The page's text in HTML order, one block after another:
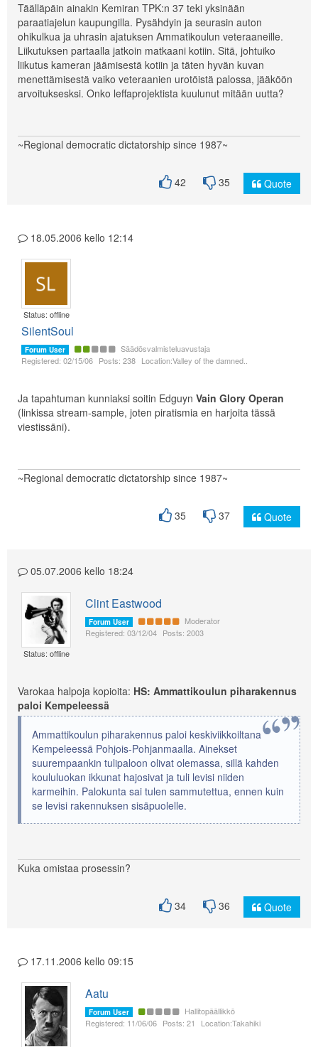
Täälläpäin ainakin Kemiran TPK:n 37 teki yksinään
paraatiajelun kaupungilla. Pysähdyin ja seurasin auton
ohikulkua ja uhrasin ajatuksen Ammatikoulun veteraaneille.
Liikutuksen partaalla jatkoin matkaani kotiin. Sitä, johtuiko
liikutus kameran jäämisestä kotiin ja täten hyvän kuvan
menettämisestä vaiko veteraanien urotöistä palossa, jääköön
arvoituksesksi. Onko leffaprojektista kuulunut mitään uutta?
~Regional democratic dictatorship since 1987~
42 35 Quote
18.05.2006 kello 12:14
Status: offline
SilentSoul
Forum User
Säädösvalmisteluavustaja
Registered: 02/15/06 Posts: 238 Location:Valley of the damned..
Ja tapahtuman kunniaksi soitin Edguyn Vain Glory Operan
(linkissa stream-sample, joten piratismia en harjoita tässä
viestissäni).
~Regional democratic dictatorship since 1987~
35 37 Quote
05.07.2006 kello 18:24
Status: offline
Clint Eastwood
Forum User
Moderator
Registered: 03/12/04 Posts: 2003
Varokaa halpoja kopioita: HS: Ammattikoulun piharakennus
paloi Kempeleessä
Ammattikoulun piharakennus paloi keskiviikkoiltana
Kempeleessä Pohjois-Pohjanmaalla. Ainekset
suurempaankin tulipaloon olivat olemassa, sillä kahden
koululuokan ikkunat hajosivat ja tuli levisi niiden
karmeihin. Palokunta sai tulen sammutettua, ennen kuin
se levisi rakennuksen sisäpuolelle.
Kuka omistaa prosessin?
34 36 Quote
17.11.2006 kello 09:15
Aatu
Forum User
Hallitopäällikkö
Registered: 11/06/06 Posts: 21 Location:Takahiki